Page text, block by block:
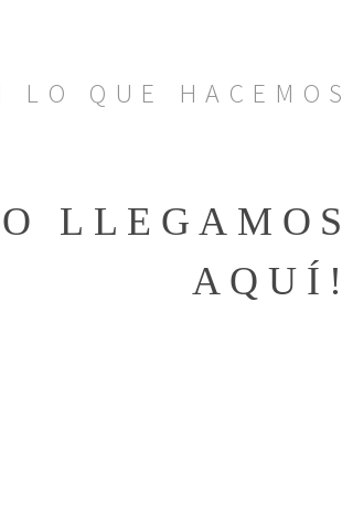
LO QUE HACEMOS
LLEGAMOS
AQUÍ!